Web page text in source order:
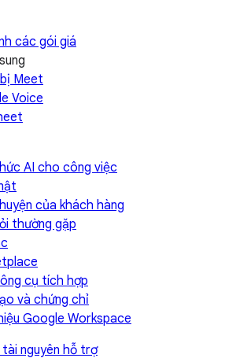
các gói giá
Meet
Voice
AI cho công việc
của khách hàng
thường gặp
cụ tích hợp
và chứng chỉ
Google Workspace
tài nguyên hỗ trợ